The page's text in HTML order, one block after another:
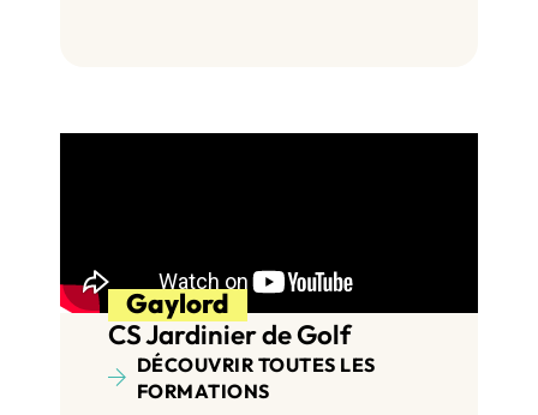
Gaylord
CS Jardinier de Golf
DÉCOUVRIR TOUTES LES
FORMATIONS